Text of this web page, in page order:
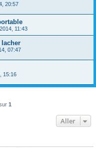
20:57
11:43
07:47
15:16
1
Aller